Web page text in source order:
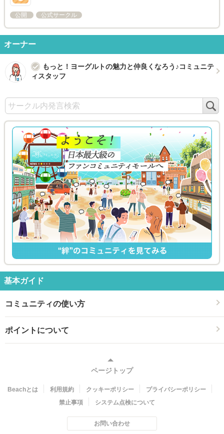
公開 公式サークル
オーナー
もっと！ヨーグルトの魅力と仲良くなろう♪コミュニテ
ィスタッフ
基本ガイド
コミュニティの使い方
ポイントについて
ページトップ
Beachとは 利用規約 クッキーポリシー
プライバシーポリシー
禁止事項
システム点検について
お問い合わせ